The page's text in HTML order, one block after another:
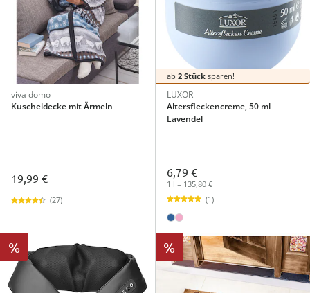
viva domo
Kuscheldecke mit Ärmeln
19,99 €
(27)
ab 2 Stücksparen!
LUXOR
Altersfleckencreme, 50 ml
Lavendel
6,79 €
1 l = 135,80 €
(1)
% %